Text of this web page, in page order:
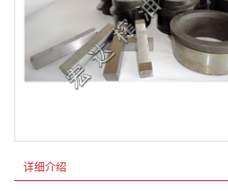
详细介绍